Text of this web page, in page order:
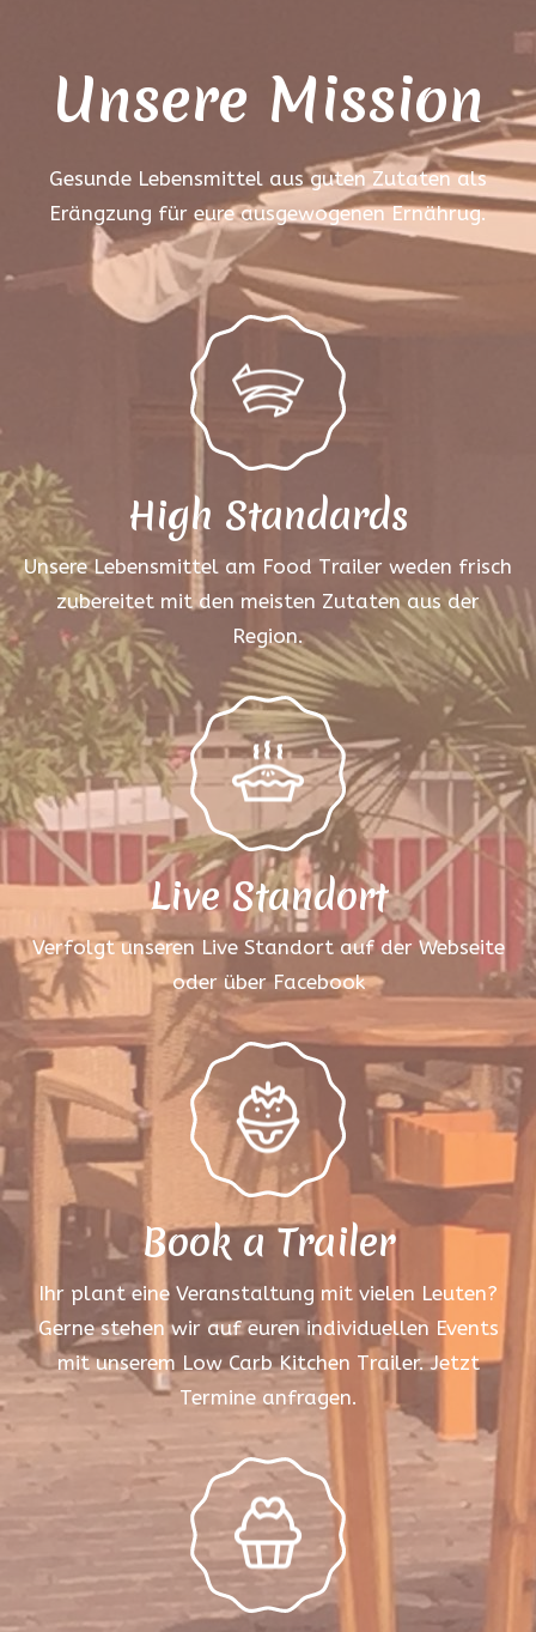
Unsere Mission
Gesunde Lebensmittel aus guten Zutaten als
Erängzung für eure ausgewogenen Ernährug.
High Standards
Unsere Lebensmittel am Food Trailer weden frisch
zubereitet mit den meisten Zutaten aus der
Region.
Live Standort
Verfolgt unseren Live Standort auf der Webseite
oder über Facebook
Book a Trailer
Ihr plant eine Veranstaltung mit vielen Leuten?
Gerne stehen wir auf euren individuellen Events
mit unserem Low Carb Kitchen Trailer. Jetzt
Termine anfragen.